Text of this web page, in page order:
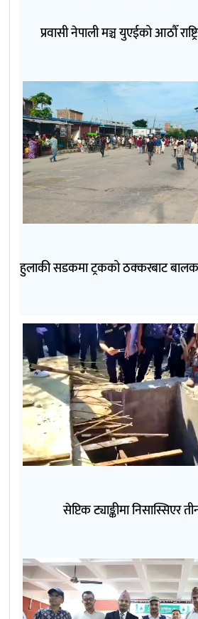
प्रवासी नेपाली मञ्च युएईको आठौँ
हुलाकी सडकमा ट्रकको ठक्करबाट
सेप्टिक ट्याङ्कीमा निसास्सिएर